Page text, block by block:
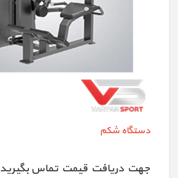
دستگاه شکم
جهت دريافت قيمت تماس بگيريد